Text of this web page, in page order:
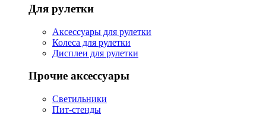
Для рулетки
Аксессуары для рулетки
Колеса для рулетки
Дисплеи для рулетки
Прочие аксессуары
Светильники
Пит-стенды